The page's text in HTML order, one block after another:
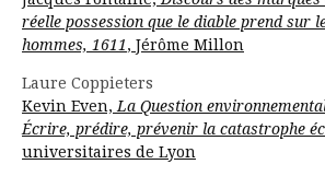
réelle possession que le diable prend sur
hommes, 1611, Jérôme Millon
Laure Coppieters
Kevin Even, La Question
Écrire, prédire, prévenir la catastrophe
universitaires de Lyon